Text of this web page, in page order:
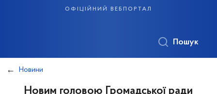
офіційний вебпортал
Пошук
Новини
Новим головою Громадської ради